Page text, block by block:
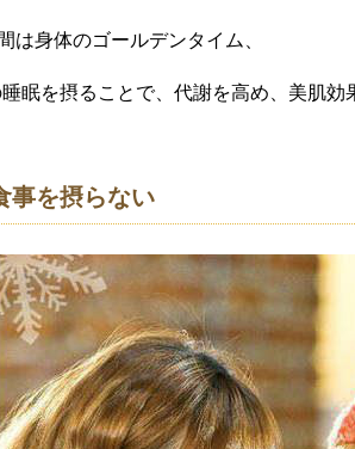
は身体のゴールデンタイム、
眠を摂ることで、代謝を高め、美肌
事を摂らない